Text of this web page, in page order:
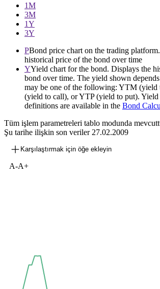
1М
3М
1Y
3Y
PBond price chart on the trading
historical price of the bond over time
YYield chart for the bond. Displays the
bond over time. The yield shown
may be one of the following: YTM (yield
(yield to call), or YTP (yield to put). Yield
definitions are available in the Bond
Tüm işlem parametreleri tablo modunda
Şu tarihe ilişkin son veriler 27.02.2009
Karşılaştırmak için öğe ekleyin